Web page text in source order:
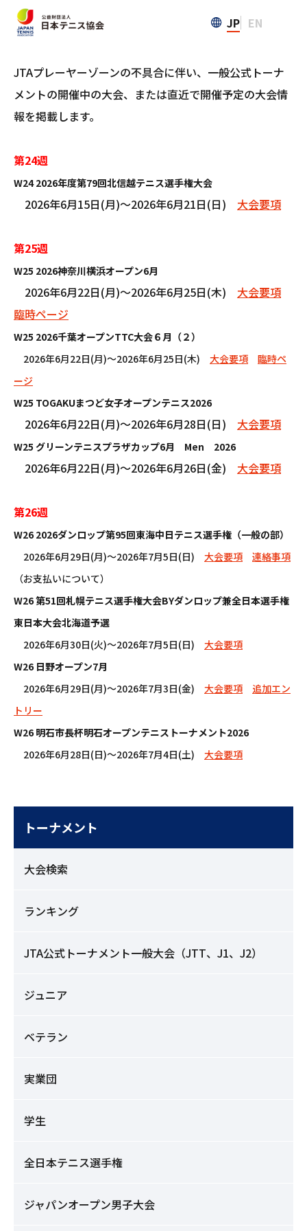
JP EN
ホーム >
トーナメント トーナメント情報
JTAプレーヤーゾーンの不具合に伴い、一般公式トーナ
メントの開催中の大会、または直近で開催予定の大会情
報を掲載します。
第24週
W24 2026年度第79回北信越テニス選手権大会
2026年6月15日(月)～2026年6月21日(日) 大会要項
第25週
W25 2026神奈川横浜オープン6月
2026年6月22日(月)～2026年6月25日(木) 大会要項
臨時ページ
W25 2026千葉オープンTTC大会６月（２）
2026年6月22日(月)～2026年6月25日(木) 大会要項
臨時ペ
ージ
W25 TOGAKUまつど女子オープンテニス2026
2026年6月22日(月)～2026年6月28日(日) 大会要項
W25 グリーンテニスプラザカップ6月 Men 2026
2026年6月22日(月)～2026年6月26日(金) 大会要項
第26週
W26 2026ダンロップ第95回東海中日テニス選手権（一般の部）
2026年6月29日(月)～2026年7月5日(日) 大会要項
連絡事項
（お支払いについて）
W26 第51回札幌テニス選手権大会BYダンロップ兼全日本選手権
東日本大会北海道予選
2026年6月30日(火)～2026年7月5日(日) 大会要項
W26 日野オープン7月
2026年6月29日(月)～2026年7月3日(金) 大会要項
追加エン
トリー
W26 明石市長杯明石オープンテニストーナメント2026
2026年6月28日(日)～2026年7月4日(土) 大会要項
トーナメント
大会検索
ランキング
JTA公式トーナメント一般大会（JTT、J1、J2）
ジュニア
ベテラン
実業団
学生
全日本テニス選手権
ジャパンオープン男子大会